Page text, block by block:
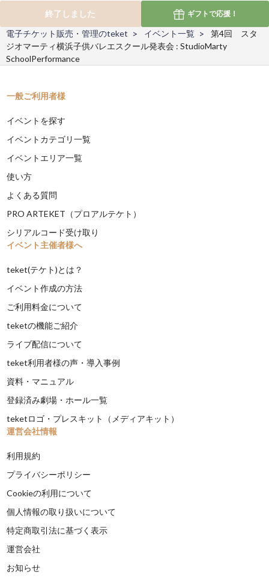
終了しました
ギフトで応援！
電子チケット販売・管理のteket イベント一覧
第4回 スタ
ジオマーティ横浜子供バレエスクール発表会 : StudioMarty
SchoolPerformance
一般ご利用者様
イベントを探す
イベントカテゴリ一覧
イベントエリア一覧
使い方
よくある質問
PRO ARTEKET（プロアルテケト）
シリアルコード受け取り
イベント主催者様へ
teket(テケト)とは？
イベント作成の方法
ご利用料金について
teketの機能ご紹介
ライブ配信について
teket利用者様の声・導入事例
資料・マニュアル
登録済み劇場・ホール一覧
teketロゴ・プレスキット（メディアキット）
運営会社情報
利用規約
プライバシーポリシー
Cookieの利用について
個人情報の取り扱いについて
特定商取引法に基づく表示
運営会社
お知らせ